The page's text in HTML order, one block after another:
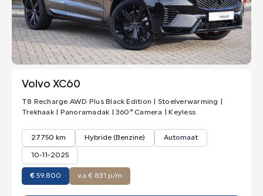
Volvo XC60
T8 Recharge AWD Plus Black Edition | Stoelverwarming |
Trekhaak | Panoramadak | 360° Camera | Keyless
27750 km Hybride (Benzine) Automaat
10-11-2025
€ 59.800 v.a € 831 p/m